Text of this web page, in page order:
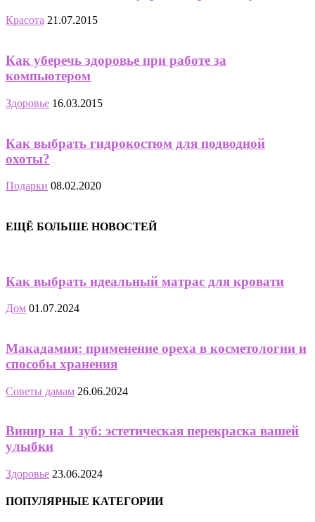
Красота 21.07.2015
Как уберечь здоровье при работе за
компьютером
Здоровье 16.03.2015
Как выбрать гидрокостюм для подводной
охоты?
Подарки 08.02.2020
ЕЩЁ БОЛЬШЕ НОВОСТЕЙ
Как выбрать идеальный матрас для кровати
Дом 01.07.2024
Макадамия: применение ореха в косметологии и
способы хранения
Советы дамам 26.06.2024
Винир на 1 зуб: эстетическая перекраска вашей
улыбки
Здоровье 23.06.2024
ПОПУЛЯРНЫЕ КАТЕГОРИИ